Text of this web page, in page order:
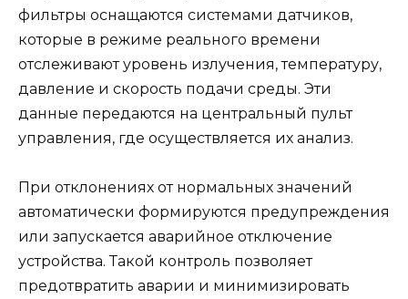
фильтры оснащаются системами датчиков,
которые в режиме реального времени
отслеживают уровень излучения, температуру,
давление и скорость подачи среды. Эти
данные передаются на центральный пульт
управления, где осуществляется их анализ.
При отклонениях от нормальных значений
автоматически формируются предупреждения
или запускается аварийное отключение
устройства. Такой контроль позволяет
предотвратить аварии и минимизировать